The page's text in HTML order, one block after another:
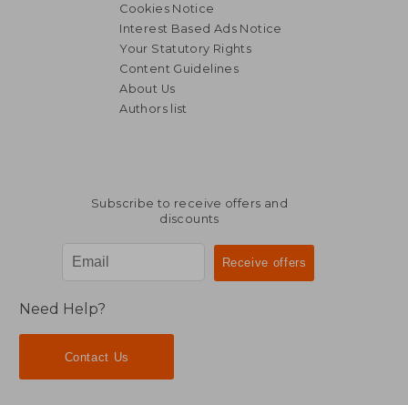
Cookies Notice
Interest Based Ads Notice
Your Statutory Rights
Content Guidelines
About Us
Authors list
Subscribe to receive offers and
discounts
Need Help?
Contact Us